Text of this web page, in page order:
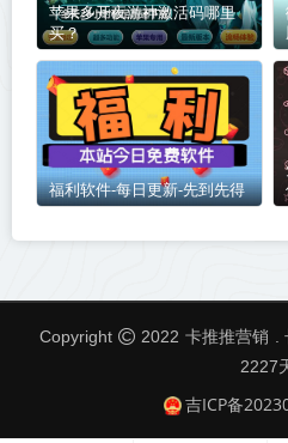
苹果多开夜游神激活码哪里
买？
福利软件-每日更新-先到先得
Copyright 2022 卡推推营销
2227
吉ICP备